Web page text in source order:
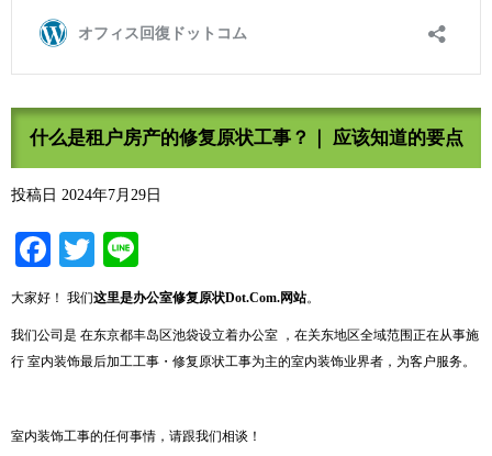
什么是租户房产的修复原状工事？｜ 应该知道的要点
投稿日 2024年7月29日
Facebook
Twitter
大家好！ 我们这里是办公室修复原状Dot.Com.网站。
我们公司是 在东京都丰岛区池袋设立着办公室 ，在关东地区全域范围正在从事施
行 室内装饰最后加工工事・修复原状工事为主的室内装饰业界者，为客户服务。
室内装饰工事的任何事情，请跟我们相谈！